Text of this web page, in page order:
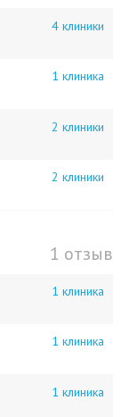
4 клиники
1 клиника
2 клиники
2 клиники
1 отзыв
1 клиника
1 клиника
1 клиника